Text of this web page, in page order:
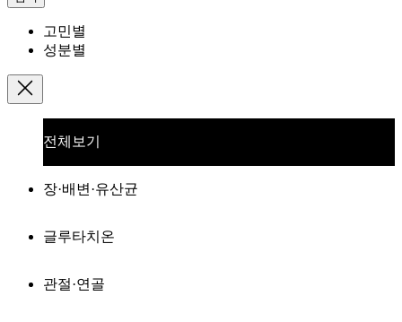
고민별
성분별
전체보기
장·배변·유산균
글루타치온
관절·연골